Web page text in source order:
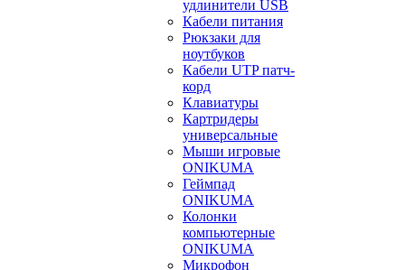
удлинители USB
Кабели питания
Рюкзаки для
ноутбуков
Кабели UTP патч-
корд
Клавиатуры
Картридеры
универсальные
Мыши игровые
ONIKUMA
Геймпад
ONIKUMA
Колонки
компьютерные
ONIKUMA
Микрофон